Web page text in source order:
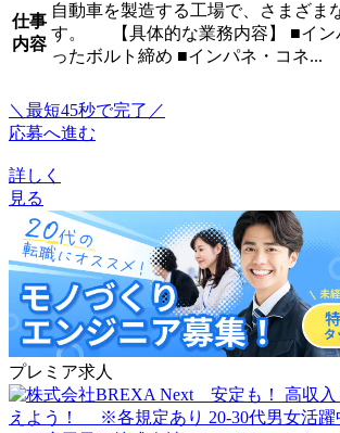
仕事
内容
自動車を製造する工場で、さまざま
す。 【具体的な業務内容】 ■イン
ったボルト締め ■インパネ・コネ...
＼最短45秒で完了／
応募へ進む
詳しく
見る
プレミア求人